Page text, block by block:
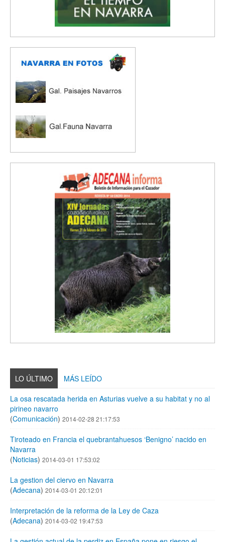
LO ÚLTIMO
MÁS LEÍDO
La osa rescatada herida en Asturias vuelve a su habitat y no al
pirineo navarro
(Comunicación) 2014-02-28 21:17:53
Tiroteado en Francia el quebrantahuesos ‘Benigno’ nacido en
Navarra
(Noticias) 2014-03-01 17:53:02
La gestion del ciervo en Navarra
(Adecana) 2014-03-01 20:12:01
Interpretación de la reforma de la Ley de Caza
(Adecana) 2014-03-02 19:47:53